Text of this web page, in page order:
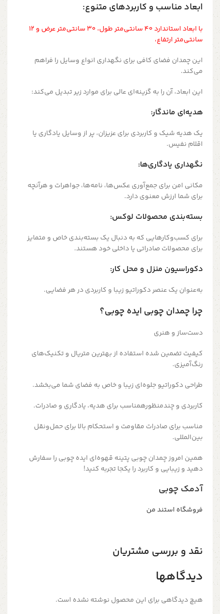
ابعاد مناسب و کاربردهای متنوع:
با ابعاد استاندارد ۴۰ سانتی‌متر طول، ۳۰ سانتی‌متر عرض و ۱۲
سانتی‌متر ارتفاع،
این چمدان فضای کافی برای نگهداری انواع وسایل را فراهم
می‌کند.
این ابعاد، آن را به گزینه‌ای عالی برای موارد زیر تبدیل می‌کند:
هدیه‌ای ماندگار:
یک هدیه شیک و کاربردی برای عزیزان، پر از وسایل یادگاری یا
اقلام نفیس.
نگهداری یادگاری‌ها:
مکانی امن برای جمع‌آوری عکس‌ها، نامه‌ها، جواهرات و هرآنچه
برای شما ارزش معنوی دارد.
بسته‌بندی محصولات لوکس:
برای کسب‌وکارهایی که به دنبال یک بسته‌بندی خاص و متمایز
برای محصولات صادراتی یا داخلی خود هستند.
دکوراسیون منزل و محل کار:
به‌عنوان یک عنصر دکوراتیو زیبا و کاربردی در هر فضایی.
چرا چمدان چوبی ایده چوبی؟
دست‌ساز و هنری
کیفیت تضمین شده استفاده از بهترین متریال و تکنیک‌های
رنگ‌آمیزی.
طراحی دکوراتیو جلوه‌ای زیبا و خاص به فضای شما می‌بخشد.
کاربردی و چندمنظورهمناسب برای هدیه، یادگاری و صادرات.
مناسب برای صادرات مقاومت و استحکام بالا برای حمل‌ونقل
بین‌المللی.
همین امروز چمدان چوبی پتینه قهوه‌ای ایده چوبی را سفارش
دهید و زیبایی و کاربرد را یکجا تجربه کنید!
آدمک چوبی
فروشگاه استند من
نقد و بررسی مشتریان
دیدگاهها
هیچ دیدگاهی برای این محصول نوشته نشده است.